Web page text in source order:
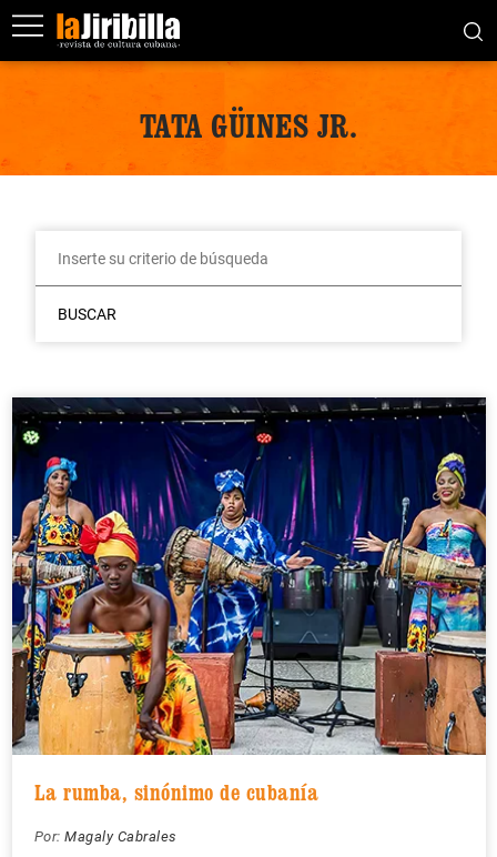
TATA GÜINES JR.
BUSCAR
La rumba, sinónimo de cubanía
Por: Magaly Cabrales